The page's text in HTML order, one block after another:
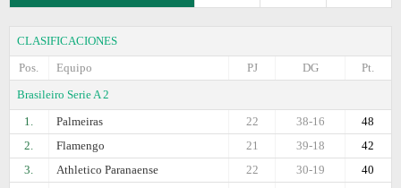
CLASIFICACIONES
Pos.
Equipo Pt.
DG
PJ
Brasileiro Serie A 2
1.
Palmeiras 48
38-16
22
2.
Flamengo 42
39-18
21
3.
Athletico Paranaense 40
30-19
22